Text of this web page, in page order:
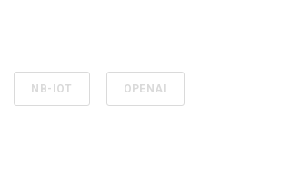
NB-IOT OPENAI